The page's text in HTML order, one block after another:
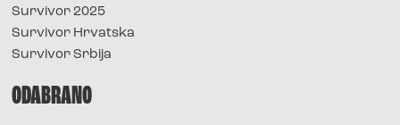
Survivor 2025
Survivor Hrvatska
Survivor Srbija
ODABRANO